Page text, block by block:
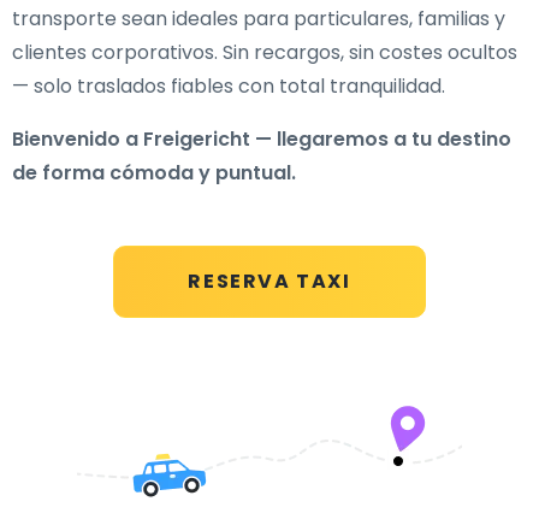
RESERVA TAXI
transporte sean ideales para particulares, familias y
clientes corporativos. Sin recargos, sin costes ocultos
— solo traslados fiables con total tranquilidad.
Bienvenido a Freigericht — llegaremos a tu destino
de forma cómoda y puntual.